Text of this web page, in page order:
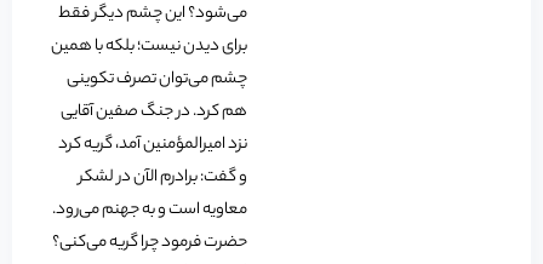
می‌شود؟ این چشم دیگر فقط
برای دیدن نیست؛ بلکه با همین
چشم می‌توان تصرف تکوینی
هم کرد. در جنگ صفین آقایی
نزد امیرالمؤمنین آمد، گریه کرد
و گفت: برادرم الآن در لشکر
معاویه است و به جهنم می‌رود.
حضرت فرمود چرا گریه می‌کنی؟